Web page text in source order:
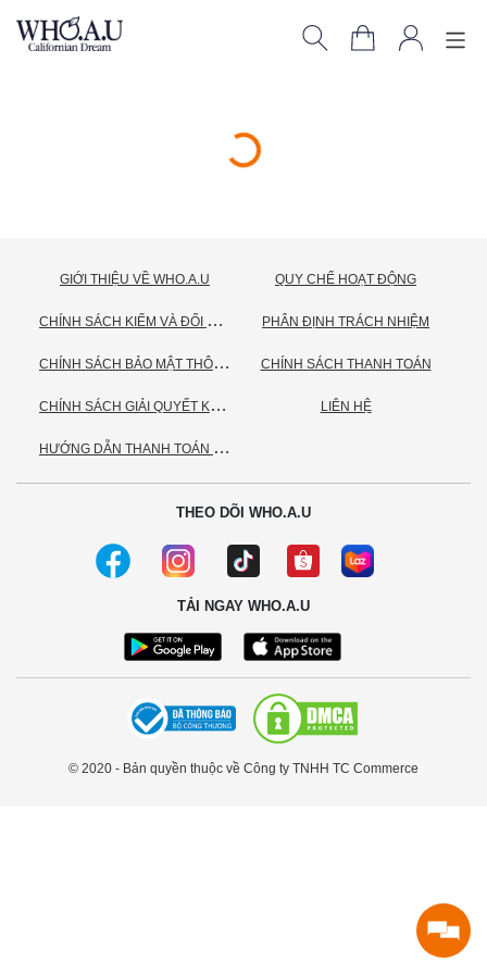
GIỚI THIỆU VỀ WHO.A.U
C
HÍNH SÁCH KIỂM VÀ ĐỔI TRẢ HÀNG
C
HÍNH SÁCH BẢO MẬT THÔNG TIN CÁ NHÂN
C
HÍNH SÁCH GIẢI QUYẾT KHIẾU NẠI
H
ƯỚNG DẪN THANH TOÁN VNPAY
QUY CHẾ HOẠT ĐỘNG
PHÂN ĐỊNH TRÁCH NHIỆM
CHÍNH SÁCH THANH TOÁN
LIÊN HỆ
THEO DÕI WHO.A.U
TẢI NGAY WHO.A.U
© 2020 - Bản quyền thuộc về Công ty TNHH TC Commerce